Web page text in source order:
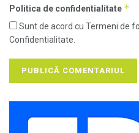
Politica de confidentialitate *
Sunt de acord cu Termeni de
Confidentialitate.